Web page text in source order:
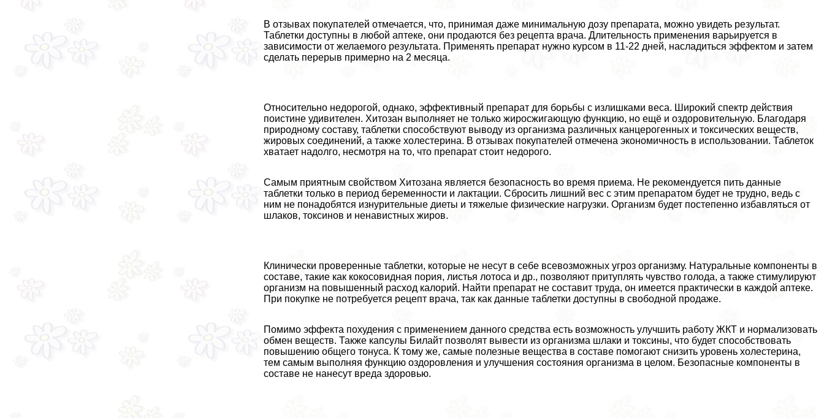
В отзывах покупателей отмечается, что, принимая даже минимальную дозу препарата, можно увидеть результат.
Таблетки доступны в любой аптеке, они продаются без рецепта врача. Длительность применения варьируется в
зависимости от желаемого результата. Применять препарат нужно курсом в 11-22 дней, насладиться эффектом и затем
сделать перерыв примерно на 2 месяца.
Относительно недорогой, однако, эффективный препарат для борьбы с излишками веса. Широкий спектр действия
поистине удивителен. Хитозан выполняет не только жиросжигающую функцию, но ещё и оздоровительную. Благодаря
природному составу, таблетки способствуют выводу из организма различных канцерогенных и токсических веществ,
жировых соединений, а также холестерина. В отзывах покупателей отмечена экономичность в использовании. Таблеток
хватает надолго, несмотря на то, что препарат стоит недорого.
Самым приятным свойством Хитозана является безопасность во время приема. Не рекомендуется пить данные
таблетки только в период беременности и лактации. Сбросить лишний вес с этим препаратом будет не трудно, ведь с
ним не понадобятся изнурительные диеты и тяжелые физические нагрузки. Организм будет постепенно избавляться от
шлаков, токсинов и ненавистных жиров.
Клинически проверенные таблетки, которые не несут в себе всевозможных угроз организму. Натуральные компоненты в
составе, такие как кокосовидная пория, листья лотоса и др., позволяют притуплять чувство голода, а также стимулируют
организм на повышенный расход калорий. Найти препарат не составит труда, он имеется пpaктически в каждой аптеке.
При покупке не потребуется рецепт врача, так как данные таблетки доступны в свободной продаже.
Помимо эффекта похудения с применением данного средства есть возможность улучшить работу ЖКТ и нормализовать
обмен веществ. Также капсулы Билайт позволят вывести из организма шлаки и токсины, что будет способствовать
повышению общего тонуса. К тому же, самые полезные вещества в составе помогают снизить уровень холестерина,
тем самым выполняя функцию оздоровления и улучшения состояния организма в целом. Безопасные компоненты в
составе не нанесут вреда здоровью.